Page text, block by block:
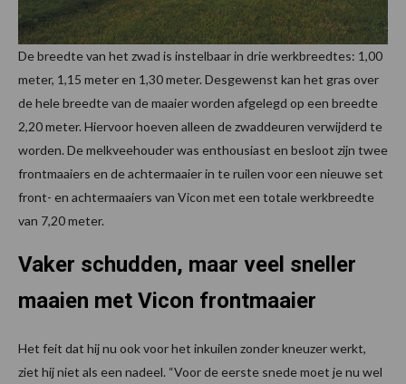
De breedte van het zwad is instelbaar in drie werkbreedtes: 1,00
meter, 1,15 meter en 1,30 meter. Desgewenst kan het gras over
de hele breedte van de maaier worden afgelegd op een breedte
2,20 meter. Hiervoor hoeven alleen de zwaddeuren verwijderd te
worden. De melkveehouder was enthousiast en besloot zijn twee
frontmaaiers en de achtermaaier in te ruilen voor een nieuwe set
front- en achtermaaiers van Vicon met een totale werkbreedte
van 7,20 meter.
Vaker schudden, maar veel sneller
maaien met Vicon frontmaaier
Het feit dat hij nu ook voor het inkuilen zonder kneuzer werkt,
ziet hij niet als een nadeel. “Voor de eerste snede moet je nu wel